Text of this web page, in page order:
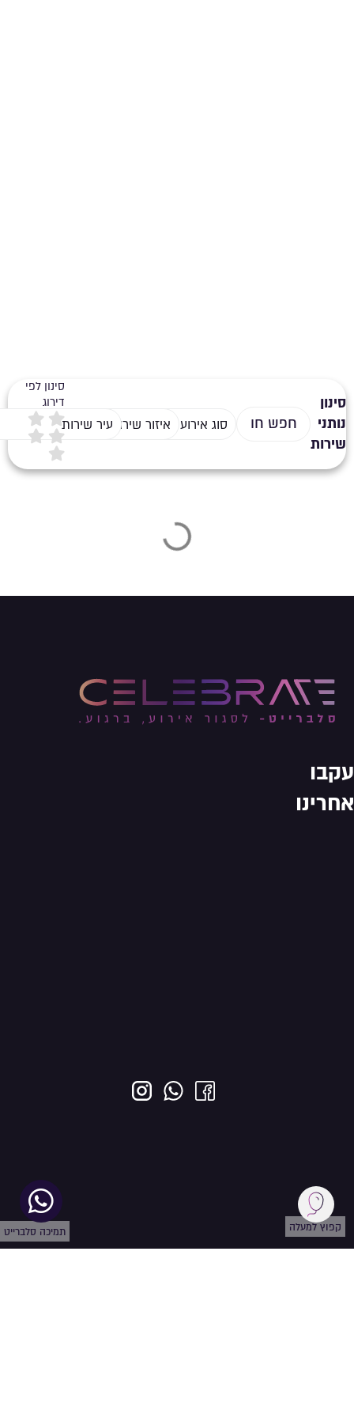
סינון
נותני
שירות
סוג אירוע איזור שירותעיר שירות
סינון לפי
דירוג
עקבו
אחרינו
קפוץ למעלה תמיכה סלברייט